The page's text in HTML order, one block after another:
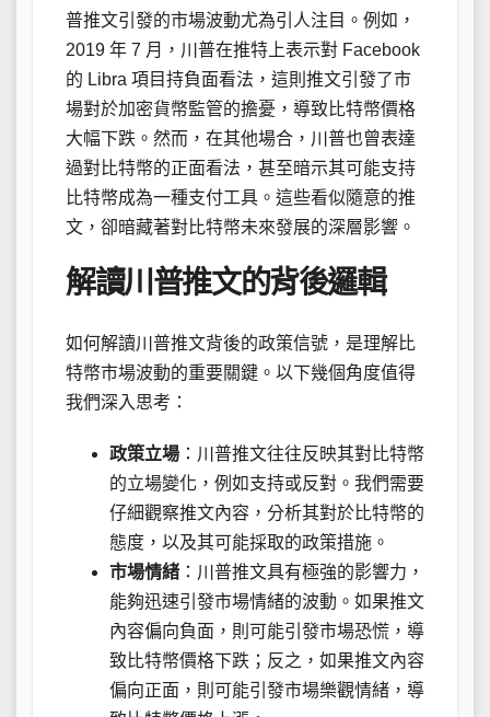
普推文引發的市場波動尤為引人注目。例如，
2019 年 7 月，川普在推特上表示對 Facebook
的 Libra 項目持負面看法，這則推文引發了市
場對於加密貨幣監管的擔憂，導致比特幣價格
大幅下跌。然而，在其他場合，川普也曾表達
過對比特幣的正面看法，甚至暗示其可能支持
比特幣成為一種支付工具。這些看似隨意的推
文，卻暗藏著對比特幣未來發展的深層影響。
解讀川普推文的背後邏輯
如何解讀川普推文背後的政策信號，是理解比
特幣市場波動的重要關鍵。以下幾個角度值得
我們深入思考：
政策立場 ：川普推文往往反映其對比特幣
的立場變化，例如支持或反對。我們需要
仔細觀察推文內容，分析其對於比特幣的
態度，以及其可能採取的政策措施。
市場情緒 ：川普推文具有極強的影響力，
能夠迅速引發市場情緒的波動。如果推文
內容偏向負面，則可能引發市場恐慌，導
致比特幣價格下跌；反之，如果推文內容
偏向正面，則可能引發市場樂觀情緒，導